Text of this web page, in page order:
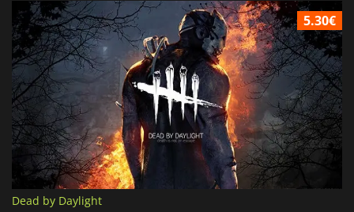
5.30€
Dead by Daylight